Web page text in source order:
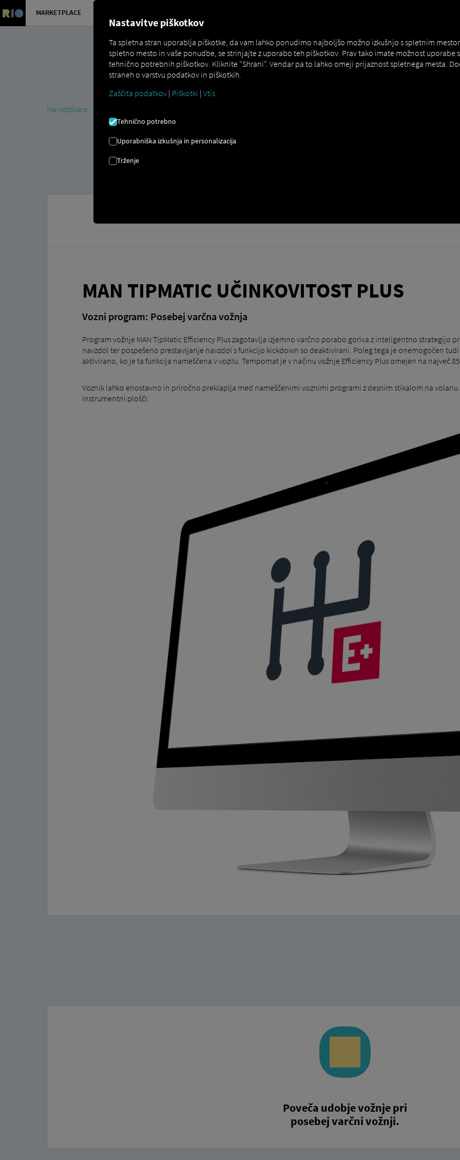
MARKETPLACE
Marketplace
MAN TIPMATIC UČINKOVITOST PLUS
Vozni program: Posebej varčna vožnja
Program vožnje MAN TipMatic Efficiency Plus zagotavlja izjemno varčno porabo goriva z inteligentno strategijo
navzdol ter pospešeno prestavljanje navzdol s funkcijo kickdown so deaktivirani. Poleg tega je onemogočen tudi
aktivirano, ko je ta funkcija nameščena v vozilu. Tempomat je v načinu vožnje Efficiency Plus omejen na največ
Voznik lahko enostavno in priročno preklaplja med nameščenimi voznimi programi z desnim stikalom na
instrumentni plošči.
Poveča udobje vožnje pri
posebej varčni vožnji.
Nastavitve piškotkov
Ta spletna stran uporablja piškotke, da vam lahko ponudimo najboljšo možno izkušnjo s spletnim
spletno mesto in vaše ponudbe, se strinjajte z uporabo teh piškotkov. Prav tako imate možnost uporabe
tehnično potrebnih piškotkov. Kliknite "Shrani". Vendar pa to lahko omeji prijaznost spletnega mesta.
straneh o varstvu podatkov in piškotkih.
Zaščita podatkov | Piškotki | Vtis
Tehnično potrebno
Uporabniška izkušnja in personalizacija
Trženje